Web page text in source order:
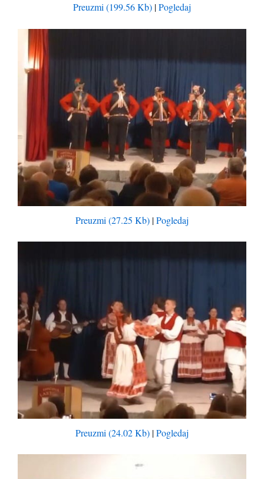
Preuzmi (199.56 Kb) |Pogledaj
Preuzmi (27.25 Kb) |Pogledaj
Preuzmi (24.02 Kb) |Pogledaj